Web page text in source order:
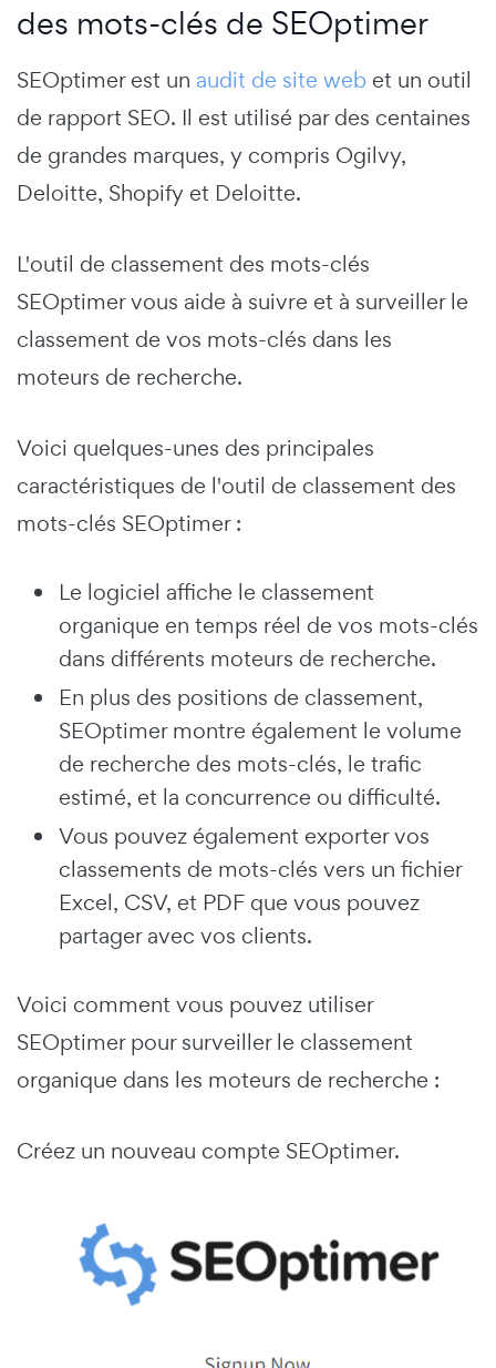
des mots-clés de SEOptimer
SEOptimer est un audit de site web et un outil
de rapport SEO. Il est utilisé par des centaines
de grandes marques, y compris Ogilvy,
Deloitte, Shopify et Deloitte.
L'outil de classement des mots-clés
SEOptimer vous aide à suivre et à surveiller le
classement de vos mots-clés dans les
moteurs de recherche.
Voici quelques-unes des principales
caractéristiques de l'outil de classement des
mots-clés SEOptimer :
Le logiciel affiche le classement
organique en temps réel de vos mots-clés
dans différents moteurs de recherche.
En plus des positions de classement,
SEOptimer montre également le volume
de recherche des mots-clés, le trafic
estimé, et la concurrence ou difficulté.
Vous pouvez également exporter vos
classements de mots-clés vers un fichier
Excel, CSV, et PDF que vous pouvez
partager avec vos clients.
Voici comment vous pouvez utiliser
SEOptimer pour surveiller le classement
organique dans les moteurs de recherche :
Créez un nouveau compte SEOptimer.